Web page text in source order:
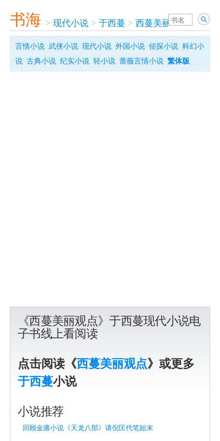
书海 > 现代小说 > 于西蔓 > 西蔓美丽观点
言情小说 武侠小说 现代小说 外国小说 侦探小说 科幻小
说 古典小说 纪实小说 轻小说 蔷薇言情小说 繁体版
《西蔓美丽观点》于西蔓现代小说电
子书线上看阅读
点击阅读《西蔓美丽观点》或更多
于西蔓小说
小说推荐
回顾金庸小说《天龙八部》请倪匡代笔始末